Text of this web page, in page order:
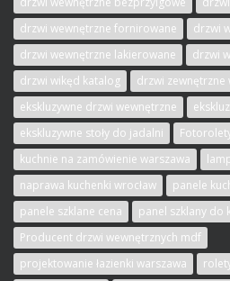
drzwi wewnętrzne fornirowane
drzwi
drzwi wewnętrzne lakierowane
drzwi
drzwi wikęd katalog
drzwi zewnętrzne
ekskluzywne drzwi wewnętrzne
ekskluzywne stoły do jadalni
kuchnie na zamówienie warszawa
naprawa kuchenki wrocław
panele
panele szklane cena
panel szklany do
Producent drzwi wewnętrznych mdf
projektowanie łazienki warszawa